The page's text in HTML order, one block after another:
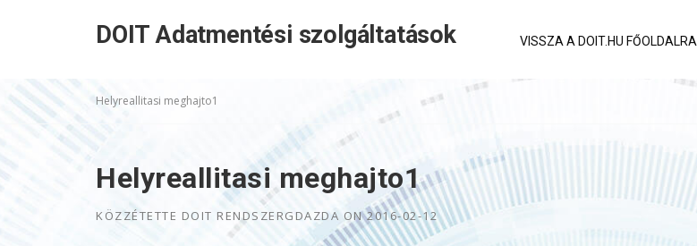
DOIT Adatmentési szolgáltatások VISSZA A DOIT.HU FŐOLDALRA
Helyreallitasi meghajto1
Helyreallitasi meghajto1
KÖZZÉTETTE DOIT RENDSZERGDAZDA ON2016-02-12